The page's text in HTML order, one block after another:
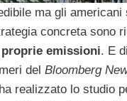
ma gli americani
concreta sono
emissioni. E
del Bloomberg
realizzato lo studio